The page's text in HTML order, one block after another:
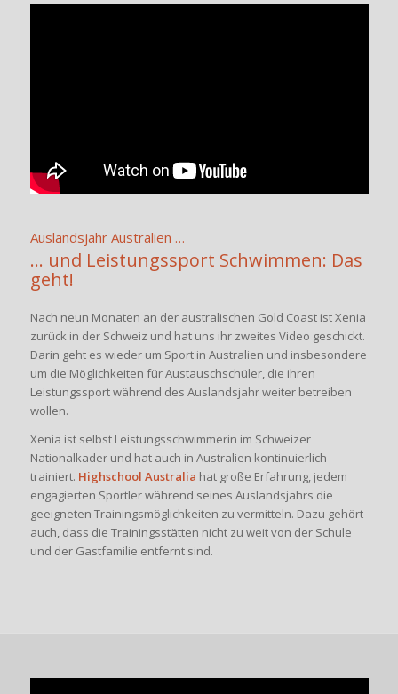
Auslandsjahr Australien …
… und Leistungssport Schwimmen: Das
geht!
Nach neun Monaten an der australischen Gold Coast ist Xenia
zurück in der Schweiz und hat uns ihr zweites Video geschickt.
Darin geht es wieder um Sport in Australien und insbesondere
um die Möglichkeiten für Austauschschüler, die ihren
Leistungssport während des Auslandsjahr weiter betreiben
wollen.
Xenia ist selbst Leistungsschwimmerin im Schweizer
Nationalkader und hat auch in Australien kontinuierlich
trainiert. Highschool Australia hat große Erfahrung, jedem
engagierten Sportler während seines Auslandsjahrs die
geeigneten Trainingsmöglichkeiten zu vermitteln. Dazu gehört
auch, dass die Trainingsstätten nicht zu weit von der Schule
und der Gastfamilie entfernt sind.